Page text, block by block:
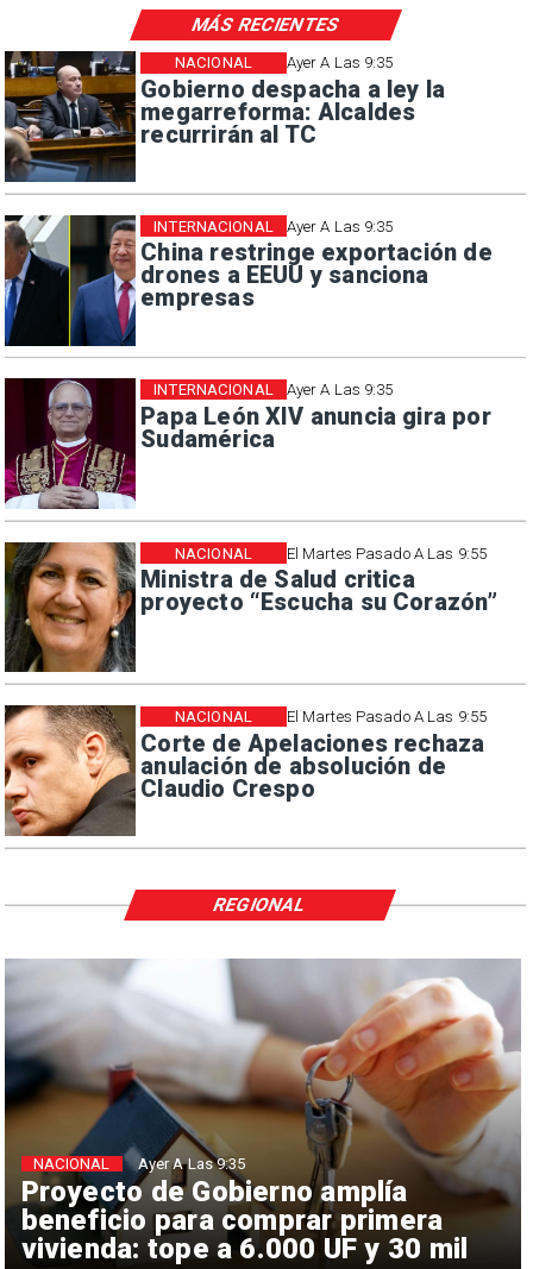
Ayer A Las 9:35
Gobierno despacha a ley la
megarreforma: Alcaldes
recurrirán al TC
NACIONAL
Ayer A Las 9:35
China restringe exportación de
drones a EEUU y sanciona
empresas
INTERNACIONAL
Ayer A Las 9:35
Papa León XIV anuncia gira por
Sudamérica
INTERNACIONAL
El Martes Pasado A Las 9:55
Ministra de Salud critica
proyecto “Escucha su Corazón”
NACIONAL
El Martes Pasado A Las 9:55
Corte de Apelaciones rechaza
anulación de absolución de
Claudio Crespo
NACIONAL
MÁS RECIENTES
Proyecto de Gobierno amplía
beneficio para comprar primera
vivienda: tope a 6.000 UF y 30 mil
NACIONAL Ayer A Las 9:35
REGIONAL